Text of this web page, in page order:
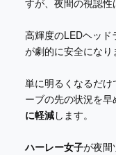
すが、夜間の視認性
高輝度のLEDヘッ
が劇的に安全になり
単に明るくなるだ
ーブの先の状況を早
に軽減します。
ハーレー女子が夜間